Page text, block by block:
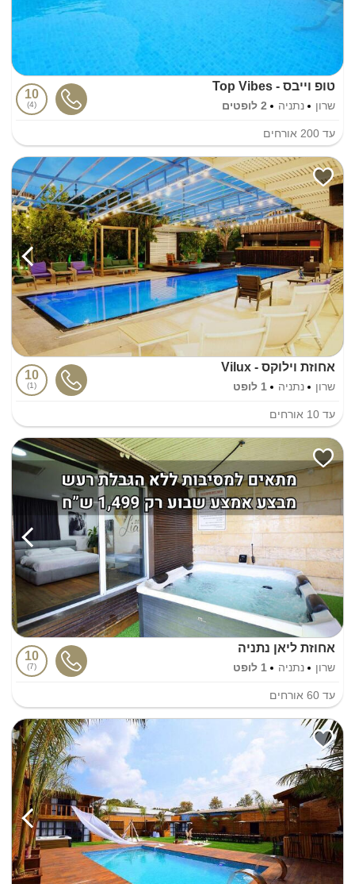
טופ וייבס - Top Vibes
שרון נתניה 2 לופטים
10
4
עד 200 אורחים
אחוזת וילוקס - Vilux
שרון נתניה 1 לופט
10
1
עד 10 אורחים
אחוזת ליאן נתניה
שרון נתניה 1 לופט
10
7
עד 60 אורחים